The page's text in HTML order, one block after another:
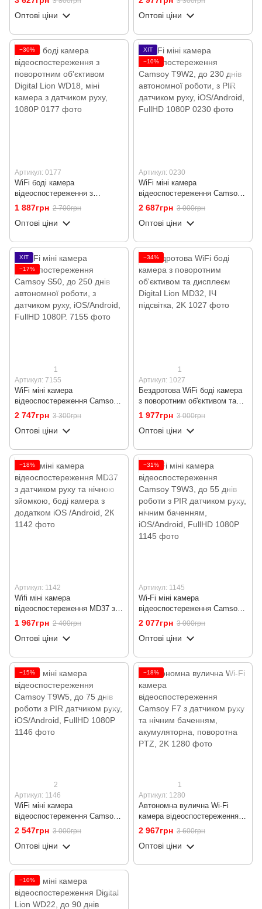
та нічним баченням, White
Оптові ціни
F3, з датчиком руху, 1080P,
White
Оптові ціни
−30%
Артикул: 0177
WiFi боді камера
відеоспостереження з
поворотним об'єктивом Digital
Lion WD18, міні камера з
датчиком руху, 1080P
1 887грн 2 700грн
Оптові ціни
ХІТ
−10%
Артикул: 0230
WiFi міні камера
відеоспостереження Camsoy
T9W2, до 230 днів автономної
роботи, з PIR датчиком руху,
iOS/Android, FullHD 1080P
2 687грн 3 000грн
Оптові ціни
ХІТ
−17%
1
Артикул: 7155
WiFi міні камера
відеоспостереження Camsoy
S50, до 250 днів автономної
роботи, з датчиком руху,
iOS/Android, FullHD 1080P.
2 747грн 3 300грн
Оптові ціни
−34%
1
Артикул: 1027
Бездротова WiFi боді камера
з поворотним об'єктивом та
дисплеєм Digital Lion MD32,
ІЧ підсвітка, 2K
1 977грн 3 000грн
Оптові ціни
−18%
Артикул: 1142
Wifi міні камера
відеоспостереження MD37 з
датчиком руху та нічною
зйомкою, боді камера з
додатком iOS /Android, 2К
1 967грн 2 400грн
Оптові ціни
−31%
Артикул: 1145
Wi-Fi міні камера
відеоспостереження Camsoy
T9W3, до 55 днів роботи з PIR
датчиком руху, нічним
баченням, iOS/Android, FullHD
2 077грн 3 000грн
Оптові ціни
−15%
2
Артикул: 1146
WiFi міні камера
відеоспостереження Camsoy
T9W5, до 75 днів роботи з PIR
датчиком руху, iOS/Android,
FullHD 1080P
2 547грн 3 000грн
Оптові ціни
−18%
1
Артикул: 1280
Автономна вулична Wi-Fi
камера відеоспостереження
Camsoy F7 з датчиком руху
та нічним баченням,
акумуляторна, поворотна
2 967грн 3 600грн
Оптові ціни
−10%